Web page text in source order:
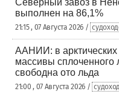
Северный завоз в
выполнен на 86,1%
21:15 , 07 Августа 2026 /
ААНИИ: в
массивы сплоченного
свободна ото льда
21:00 , 07 Августа 2026 /